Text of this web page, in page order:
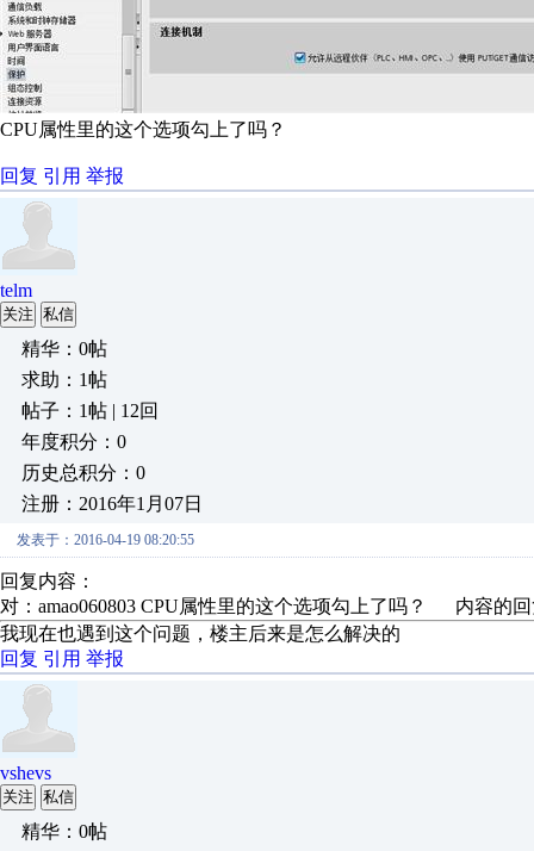
CPU属性里的这个选项勾上了吗？
回复 引用 举报
telm
关注 私信
精华：0帖
求助：1帖
帖子：1帖 | 12回
年度积分：0
历史总积分：0
注册：2016年1月07日
发表于：2016-04-19 08:20:55
回复内容：
对：amao060803 CPU属性里的这个选项勾上了吗？ 内容的
我现在也遇到这个问题，楼主后来是怎么解决的
回复 引用 举报
vshevs
关注 私信
精华：0帖